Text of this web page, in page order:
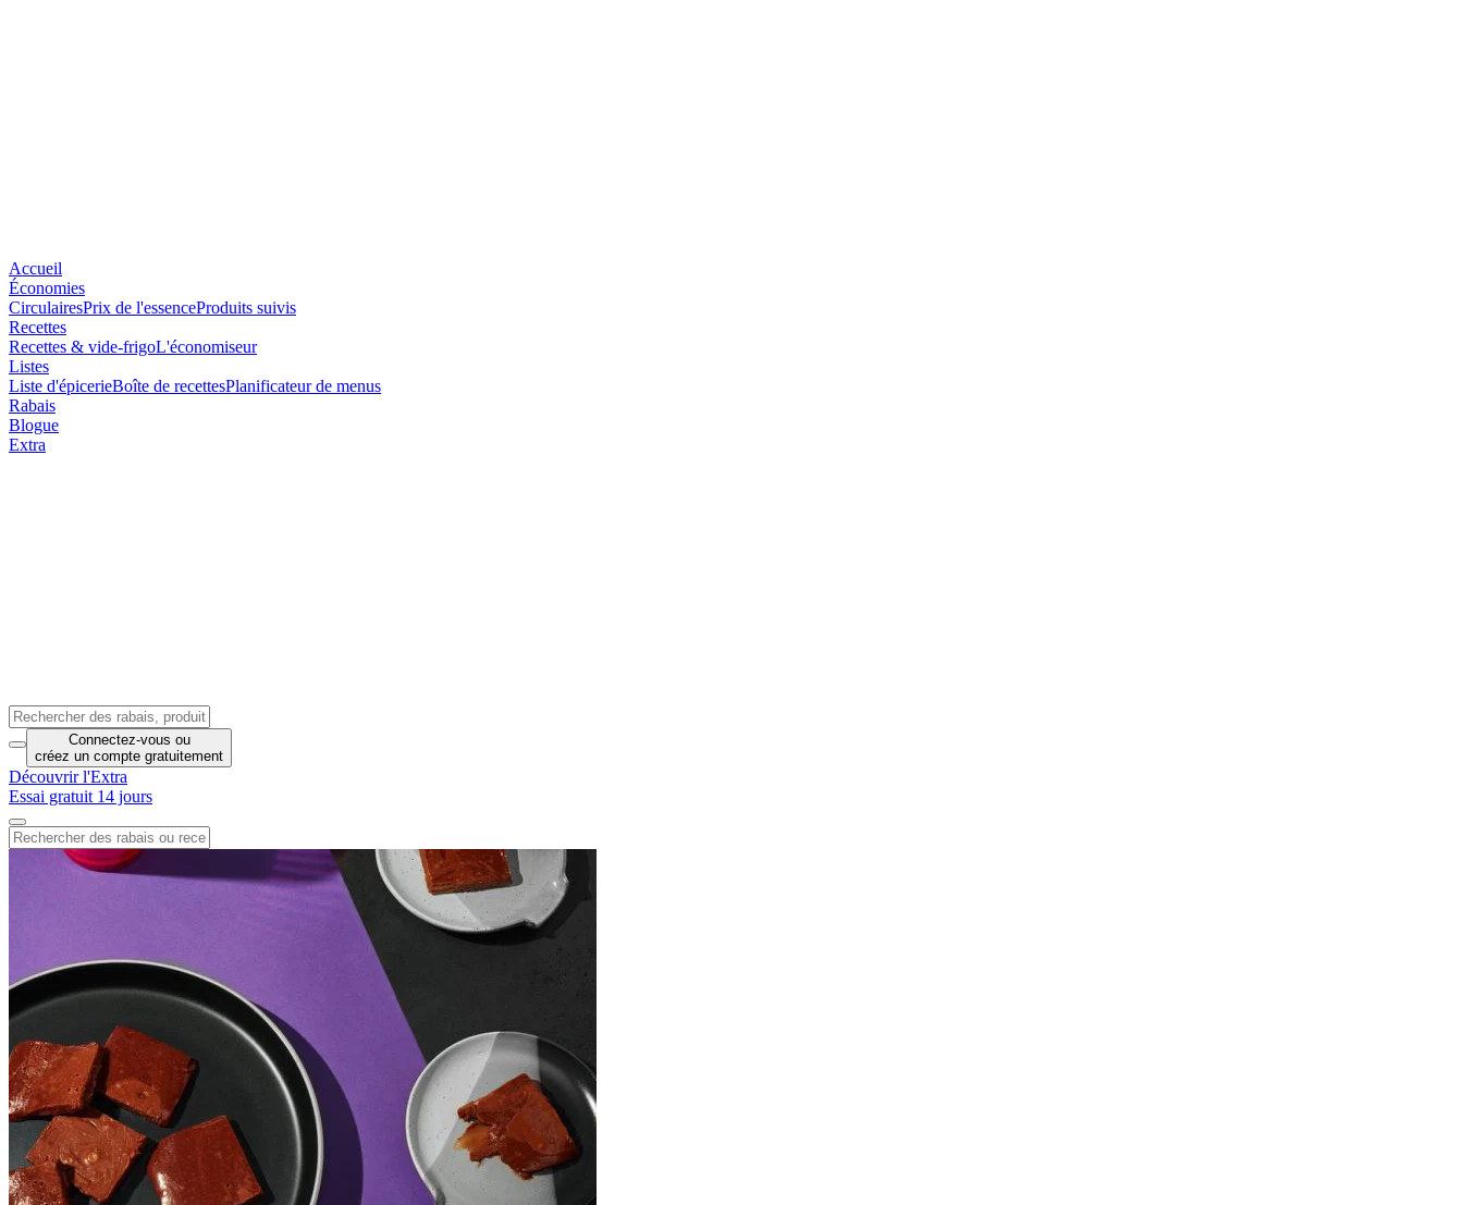
Accueil
Économies
CirculairesPrix de l'essenceProduits suivis
Recettes
Recettes & vide-frigoL'économiseur
Listes
Liste d'épicerieBoîte de recettesPlanificateur de menus
Rabais
Blogue
Extra
Connectez-vous ou
créez un compte gratuitement
Découvrir l'Extra
Essai gratuit 14 jours